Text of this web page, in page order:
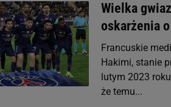
Wielka
oskarżenia o
Francuskie
Hakimi, stanie
lutym 2023
że temu...